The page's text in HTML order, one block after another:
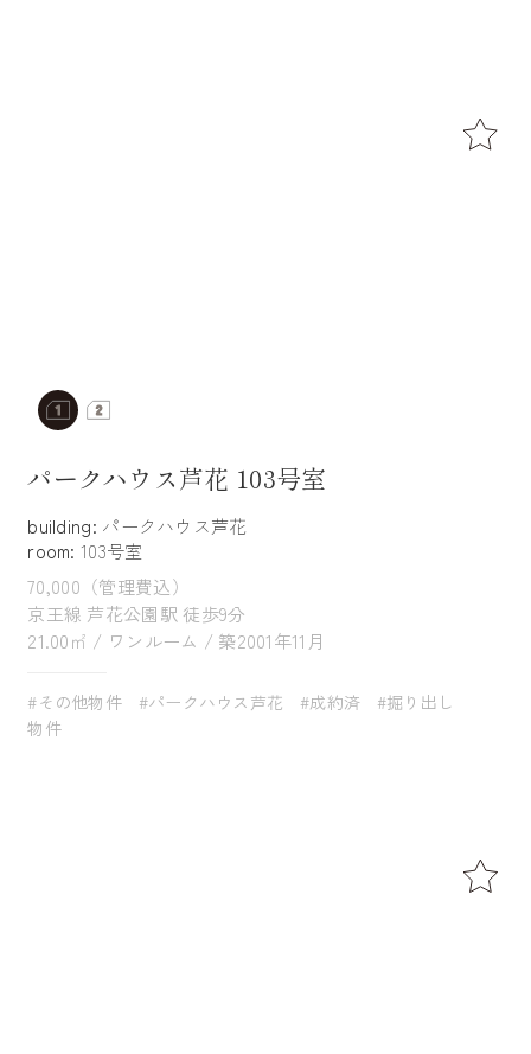
パークハウス芦花 103号室
building: パークハウス芦花
room: 103号室
70,000（管理費込）
京王線 芦花公園駅 徒歩9分
21.00㎡ / ワンルーム / 築2001年11月
#その他物件 #パークハウス芦花 #成約済
#掘り出し
物件